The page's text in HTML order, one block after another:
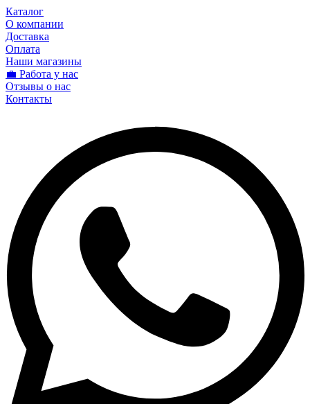
Каталог
О компании
Доставка
Оплата
Наши магазины
💼 Работа у нас
Отзывы о нас
Контакты